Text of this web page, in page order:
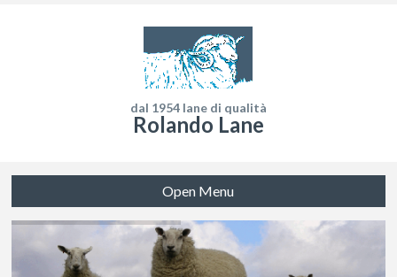
dal 1954 lane di qualità
Rolando Lane
Open Menu